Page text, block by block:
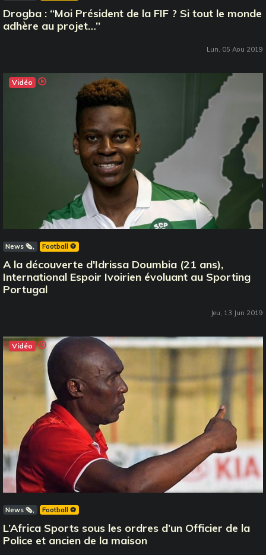
Drogba : ‘‘Moi Président de la FIF ? Si tout le monde
adhère au projet…’’
Lun, 05 Aou 2019
Vidéo
News 🗞️ Football ⚽️
A la découverte d'Idrissa Doumbia (21 ans),
International Espoir Ivoirien évoluant au Sporting
Portugal
Jeu, 13 Jun 2019
Vidéo
News 🗞️ Football ⚽️
L’Africa Sports sous les ordres d’un Officier de la
Police et ancien de la maison